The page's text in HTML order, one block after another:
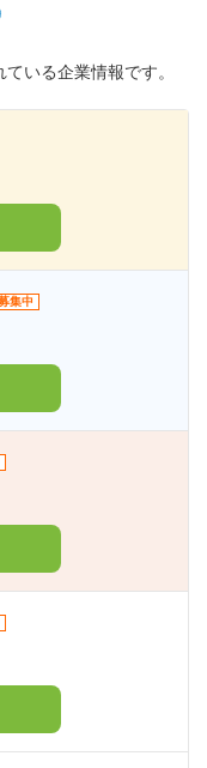
いる企業情報です。
集中